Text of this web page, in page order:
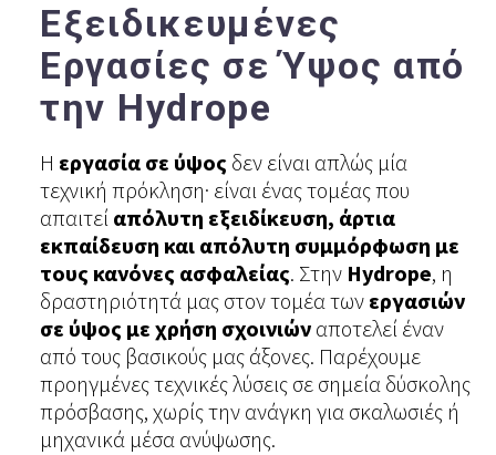
Εξειδικευμένες
Εργασίες σε Ύψος από
την Hydrope
Η εργασία σε ύψος δεν είναι απλώς μία
τεχνική πρόκληση· είναι ένας τομέας που
απαιτεί απόλυτη εξειδίκευση, άρτια
εκπαίδευση και απόλυτη συμμόρφωση με
τους κανόνες ασφαλείας. Στην Hydrope, η
δραστηριότητά μας στον τομέα των εργασιών
σε ύψος με χρήση σχοινιών αποτελεί έναν
από τους βασικούς μας άξονες. Παρέχουμε
προηγμένες τεχνικές λύσεις σε σημεία δύσκολης
πρόσβασης, χωρίς την ανάγκη για σκαλωσιές ή
μηχανικά μέσα ανύψωσης.